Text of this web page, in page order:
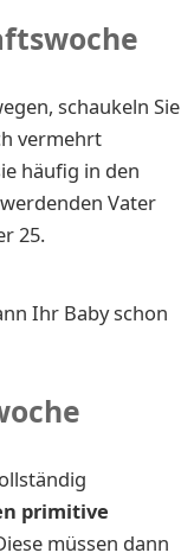
schaukeln Sie
vermehrt
häufig in den
Vater
25.
Ihr Baby schon
primitive
müssen dann